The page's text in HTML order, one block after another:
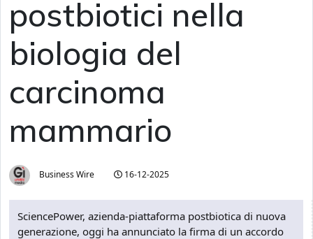
postbiotici nella
biologia del
carcinoma
mammario
Business Wire 16-12-2025
SciencePower, azienda-piattaforma postbiotica di nuova
generazione, oggi ha annunciato la firma di un accordo